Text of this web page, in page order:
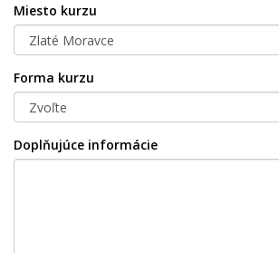
Miesto kurzu
Forma kurzu
Doplňujúce informácie